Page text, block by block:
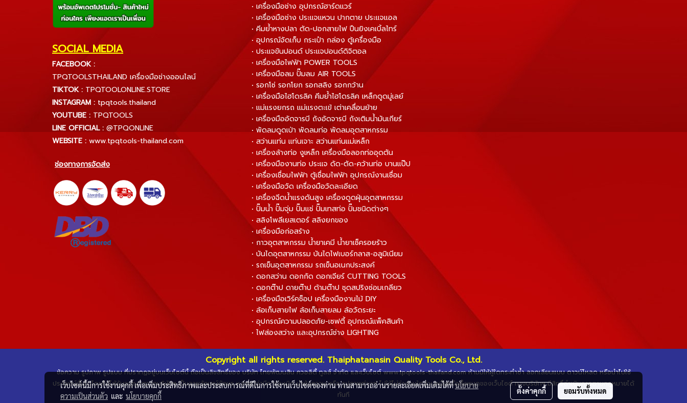
SOCIAL MEDIA
FACEBOOK :
TPQTOOLSTHAILAND เครื่องมือช่างออนไลน์
TIKTOK : TPQTOOLONLINE.STORE
INSTAGRAM : tpqtools.thailand
YOUTUBE : TPQTOOLS
LINE OFFICIAL : @TPQONLINE
WEBSITE : www.tpqtools-thailand.com
ช่องทางการจัดส่ง
• เครื่องมือช่าง อุปกรณ์ฮาร์ดแวร์
• เครื่องมือช่าง ประแจแหวน ปากตาย ประแจแอล
• คีมย้ำหางปลา ตัด-ปอกสายไฟ ปืนยิงเคเบิ้ลไทร์
• อุปกรณ์จัดเก็บ กระเป๋า กล่อง ตู้เครื่องมือ
• ประแจขันปอนด์ ประแจปอนด์ดิจิตอล
• เครื่องมือไฟฟ้า POWER TOOLS
• เครื่องมือลม ปั๊มลม AIR TOOLS
• รอกโซ่ รอกโยก รอกสลิง รอกกว้าน
• เครื่องมือไฮโดรลิค คีมย้ำไฮโดรลิค เหล็กดูดมู่เลย์
• แม่แรงยกรถ แม่แรงตะเข้ เต่าเคลื่อนย้าย
• เครื่องมืออัดจารบี ถังอัดจารบี ถังเติมน้ำมันเกียร์
• พัดลมดูดเป่า พัดลมท่อ พัดลมอุตสาหกรรม
• สว่านแท่น แท่นเจาะ สว่านแท่นแม่เหล็ก
• เครื่องล้างท่อ งูเหล็ก เครื่องมือลอกท่ออุดตัน
• เครื่องมืองานท่อ ประแจ ดัด-ตัด-คว้านท่อ บานแป๊ป
• เครื่องเชื่อมไฟฟ้า ตู้เชื่อมไฟฟ้า อุปกรณ์งานเชื่อม
• เครื่องมือวัด เครื่องมือวัดละเอียด
• เครื่องฉีดน้ำแรงดันสูง เครื่องดูดฝุ่นอุตสาหกรรม
• ปั๊มน้ำ ปั๊มจุ่ม ปั๊มแช่ ปั๊มเทสท่อ ปั๊มชนิดต่างๆ
• สลิงโพลีเยสเตอร์ สลิงยกของ
• เครื่องมือก่อสร้าง
• กาวอุตสาหกรรม น้ำยาเคมี น้ำยาเช็ครอยร้าว
• บันไดอุตสาหกรรม บันไดไฟเบอร์กลาส-อลูมิเนียม
• รถเข็นอุตสาหกรรม รถเข็นอเนกประสงค์
• ดอกสว่าน ดอกกัด ดอกเจียร์ CUTTING TOOLS
• ดอกต๊าป ดายต๊าป ด้ามต๊าป ชุดสปริงซ่อมเกลียว
• เครื่องมือเวิร์คช็อป เครื่องมืองานไม้ DIY
• ล้อเก็บสายไฟ ล้อเก็บสายลม ล้อวัดระยะ
• อุปกรณ์ความปลอดภัย-เซฟตี้ อุปกรณ์แพ็คสินค้า
• ไฟส่องสว่าง และอุปกรณ์ช่าง LIGHTING
Copyright all rights reserved. Thaiphatanasin Quality Tools Co., Ltd.
ข้อความ รูปภาพ รูปแบบ ที่ปรากฏอยู่บนเว็บไซต์นี้ ถือเป็นลิขสิทธิ์ของ บริษัท ไทยพัฒนสิน ควอลิตี้ ทูลส์ จำกัด และเว็บไซต์ www.tpqtools-thailand.com ห้ามมิให้ผู้ใดกระทำซ้ำ ลอกเลียนแบบ ดาวน์โหลด หรือนำไปใช้
ประโยชน์อื่นใดโดยไม่ได้รับอนุญาตจากบริษัทฯ เป็นลายลักษณ์อักษร หากพบว่ามีการละเมิด นำข้อความ หรือ รูปภาพต่างๆ ไปใช้ไม่ว่าส่วนใดส่วนหนึ่งหรือทั้งหมดของเว็บไซต์ ทางบริษัทฯ มีสิทธิ์ดำเนินการตามกฎหมายได้
ทันที
เว็บไซต์นี้มีการใช้งานคุกกี้ เพื่อเพิ่มประสิทธิภาพและประสบการณ์ที่ดีในการใช้งานเว็บไซต์ของท่าน ท่านสามารถอ่านรายละเอียดเพิ่มเติมได้ที่นโยบาย
ความเป็นส่วนตัว และ นโยบายคุกกี้
ตั้งค่าคุกกี้ ยอมรับทั้งหมด